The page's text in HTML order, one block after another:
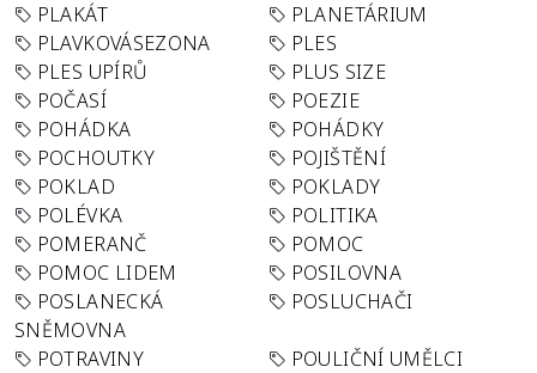
PLAKÁT
PLANETÁRIUM
PLAVKOVÁSEZONA
PLES
PLES UPÍRŮ
PLUS SIZE
POČASÍ
POEZIE
POHÁDKA
POHÁDKY
POCHOUTKY
POJIŠTĚNÍ
POKLAD
POKLADY
POLÉVKA
POLITIKA
POMERANČ
POMOC
POMOC LIDEM
POSILOVNA
POSLANECKÁ
SNĚMOVNA
POSLUCHAČI
POTRAVINY
POULIČNÍ UMĚLCI